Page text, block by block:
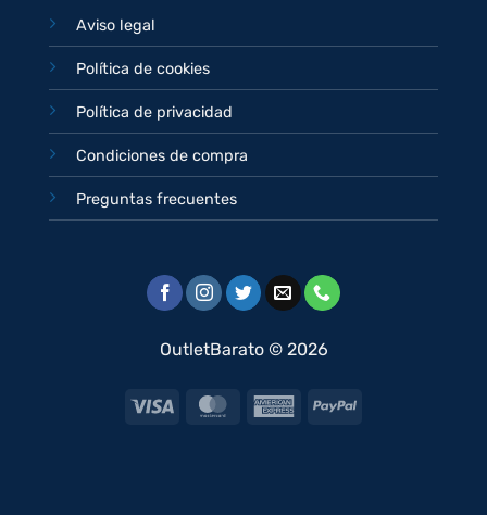
Aviso legal
Política de cookies
Política de privacidad
Condiciones de compra
Preguntas frecuentes
OutletBarato © 2026
Visa MasterCardAmericanPayPal